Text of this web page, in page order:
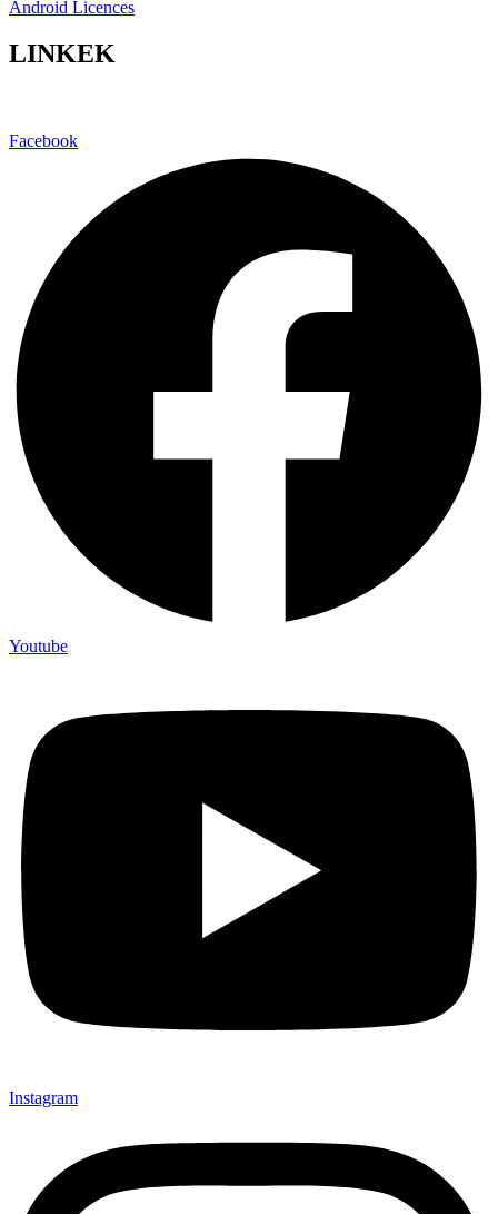
Android Licences
LINKEK
Facebook
Youtube
Instagram